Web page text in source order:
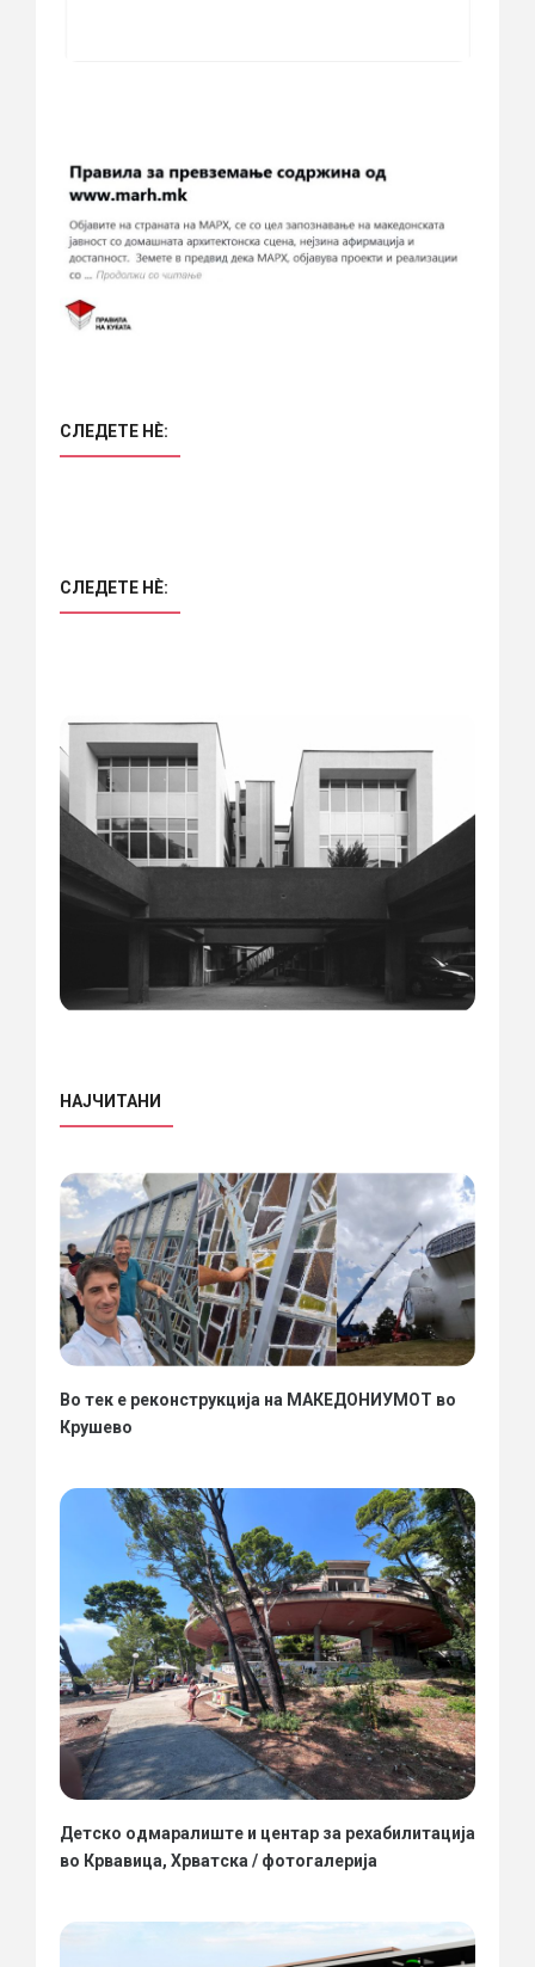
СЛЕДЕТЕ НÈ:
СЛЕДЕТЕ НÈ:
НАЈЧИТАНИ
Во тек е реконструкција на МАКЕДОНИУМОТ во
Крушево
Детско одмаралиште и центар за рехабилитација
во Крвавица, Хрватска / фотогалерија